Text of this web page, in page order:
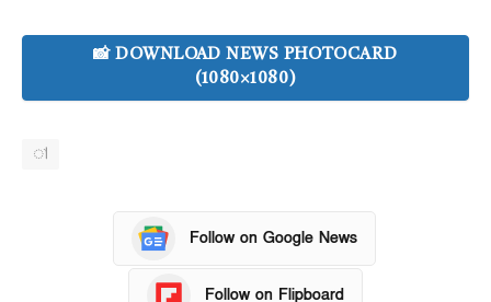
📸 DOWNLOAD NEWS PHOTOCARD
(1080×1080)
া
Follow on Google News
Follow on Flipboard